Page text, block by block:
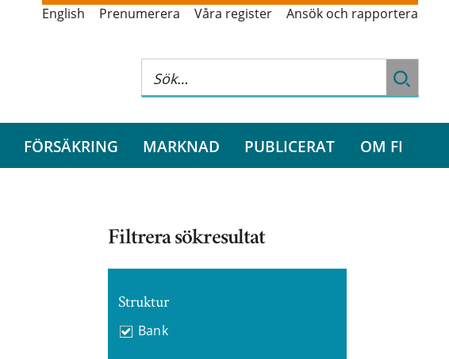
English Prenumerera Våra register Ansök och rapportera
FÖRSÄKRING MARKNAD PUBLICERAT OM FI
Filtrera sökresultat
Struktur
Bank